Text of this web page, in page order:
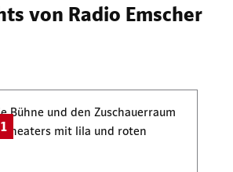
von Radio Emscher